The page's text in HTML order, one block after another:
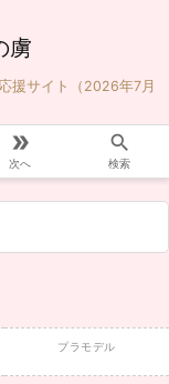
虜
援サイト（2026年7月

次へ

検索
プラモデル